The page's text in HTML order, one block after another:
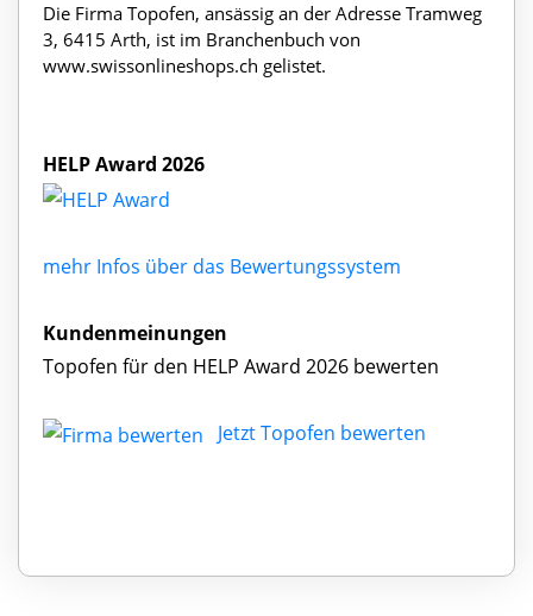
Die Firma Topofen, ansässig an der Adresse Tramweg
3, 6415 Arth, ist im Branchenbuch von
www.swissonlineshops.ch gelistet.
HELP Award 2026
mehr Infos über das Bewertungssystem
Kundenmeinungen
Topofen für den HELP Award 2026 bewerten
Jetzt Topofen bewerten